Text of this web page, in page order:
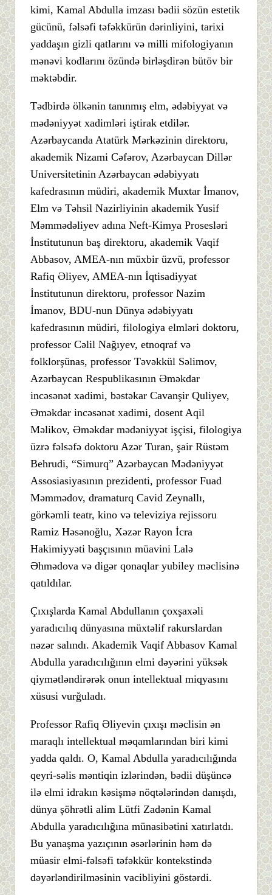
kimi, Kamal Abdulla imzası bədii sözün estetik
gücünü, fəlsəfi təfəkkürün dərinliyini, tarixi
yaddaşın gizli qatlarını və milli mifologiyanın
mənəvi kodlarını özündə birləşdirən bütöv bir
məktəbdir.
Tədbirdə ölkənin tanınmış elm, ədəbiyyat və
mədəniyyət xadimləri iştirak etdilər.
Azərbaycanda Atatürk Mərkəzinin direktoru,
akademik Nizami Cəfərov, Azərbaycan Dillər
Universitetinin Azərbaycan ədəbiyyatı
kafedrasının müdiri, akademik Muxtar İmanov,
Elm və Təhsil Nazirliyinin akademik Yusif
Məmmədəliyev adına Neft-Kimya Prosesləri
İnstitutunun baş direktoru, akademik Vaqif
Abbasov, AMEA-nın müxbir üzvü, professor
Rafiq Əliyev, AMEA-nın İqtisadiyyat
İnstitutunun direktoru, professor Nazim
İmanov, BDU-nun Dünya ədəbiyyatı
kafedrasının müdiri, filologiya elmləri doktoru,
professor Cəlil Nağıyev, etnoqraf və
folklorşünas, professor Təvəkkül Səlimov,
Azərbaycan Respublikasının Əməkdar
incəsənət xadimi, bəstəkar Cavanşir Quliyev,
Əməkdar incəsənət xadimi, dosent Aqil
Məlikov, Əməkdar mədəniyyət işçisi, filologiya
üzrə fəlsəfə doktoru Azər Turan, şair Rüstəm
Behrudi, “Simurq” Azərbaycan Mədəniyyət
Assosiasiyasının prezidenti, professor Fuad
Məmmədov, dramaturq Cavid Zeynallı,
görkəmli teatr, kino və televiziya rejissoru
Ramiz Həsənoğlu, Xəzər Rayon İcra
Hakimiyyəti başçısının müavini Lalə
Əhmədova və digər qonaqlar yubiley məclisinə
qatıldılar.
Çıxışlarda Kamal Abdullanın çoxşaxəli
yaradıcılıq dünyasına müxtəlif rakurslardan
nəzər salındı. Akademik Vaqif Abbasov Kamal
Abdulla yaradıcılığının elmi dəyərini yüksək
qiymətləndirərək onun intellektual miqyasını
xüsusi vurğuladı.
Professor Rafiq Əliyevin çıxışı məclisin ən
maraqlı intellektual məqamlarından biri kimi
yadda qaldı. O, Kamal Abdulla yaradıcılığında
qeyri-səlis məntiqin izlərindən, bədii düşüncə
ilə elmi idrakın kəsişmə nöqtələrindən danışdı,
dünya şöhrətli alim Lütfi Zadənin Kamal
Abdulla yaradıcılığına münasibətini xatırlatdı.
Bu yanaşma yazıçının əsərlərinin həm də
müasir elmi-fəlsəfi təfəkkür kontekstində
dəyərləndirilməsinin vacibliyini göstərdi.